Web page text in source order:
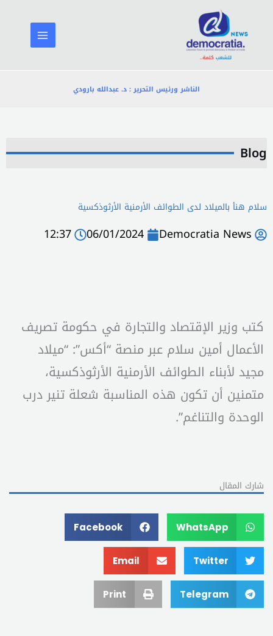
المحتوى
الناشر ورئيس التحرير : د. عبدالله بارودي
Blog
سلام هنأ بالميلاد لدى الطوائف الأرمنية الأرثوذكسية
Democratia News
06/01/2024
12:37
كتب وزير الإقتصاد والتجارة في حكومة تصريف
الأعمال أمين سلام عبر منصة “أكس”: “ميلاد
مجيد لأبناء الطوائف الأرمنية الأرثوذكسية،
متمنين أن تكون هذه المناسبة شعلة تنير درب
الوحدة والتناغم”.
شارك المقال
WhatsApp
Facebook
Twitter
Email
Telegram
Print